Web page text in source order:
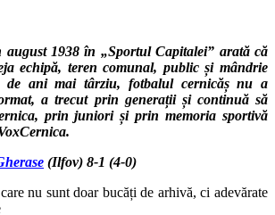
1938 în „Sportul Capitalei” arată că
echipă, teren comunal, public și mândrie
de ani mai târziu, fotbalul cernicăș nu a
a trecut prin generații și continuă să
prin juniori și prin memoria sportivă
(Ilfov) 8-1 (4-0)
nu sunt doar bucăți de arhivă, ci adevărate